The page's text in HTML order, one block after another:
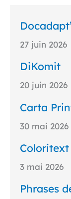
27 juin 2026
DiKomit
20 juin 2026
Carta
30 mai 2026
Coloritext
3 mai 2026
Phrases